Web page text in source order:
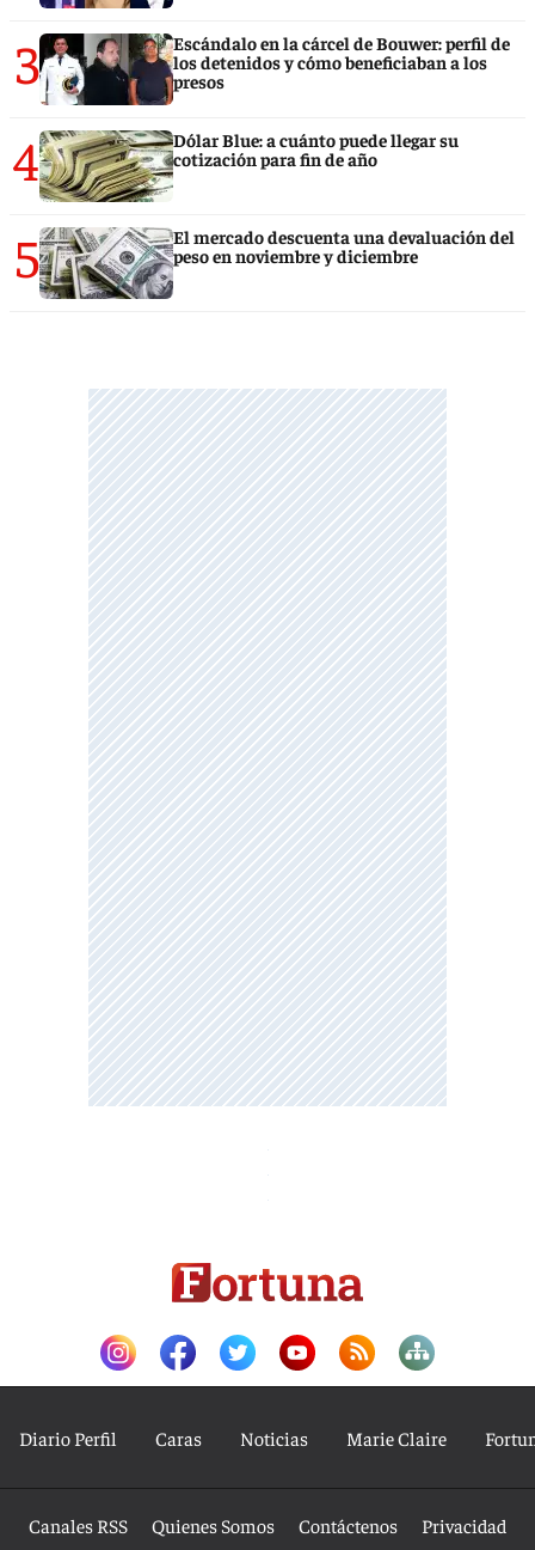
3
Escándalo en la cárcel de Bouwer: perfil de
los detenidos y cómo beneficiaban a los
presos
4
Dólar Blue: a cuánto puede llegar su
cotización para fin de año
5
El mercado descuenta una devaluación del
peso en noviembre y diciembre
Diario Perfil Caras Noticias Marie Claire
Canales RSS Quienes Somos Contáctenos Privacidad